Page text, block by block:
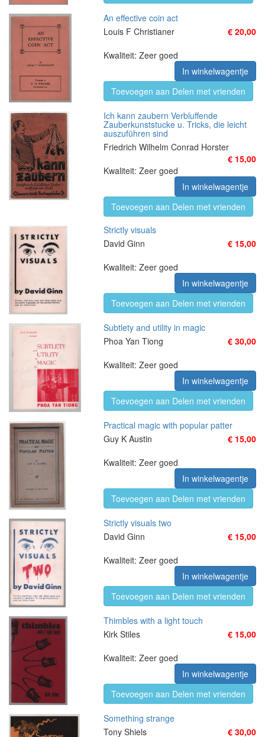
An effective coin act
Louis F Christianer
€ 20,00
Kwaliteit: Zeer goed
In winkelwagentje
Toevoegen aan Delen met vrienden
Ich kann zaubern Verbluffende
Zauberkunststucke u. Tricks, die leicht
auszuführen sind
Friedrich Wilhelm Conrad Horster
€ 15,00
Kwaliteit: Zeer goed
In winkelwagentje
Toevoegen aan Delen met vrienden
Strictly visuals
David Ginn
€ 15,00
Kwaliteit: Zeer goed
In winkelwagentje
Toevoegen aan Delen met vrienden
Subtlety and utility in magic
Phoa Yan Tiong
€ 30,00
Kwaliteit: Zeer goed
In winkelwagentje
Toevoegen aan Delen met vrienden
Practical magic with popular patter
Guy K Austin
€ 15,00
Kwaliteit: Zeer goed
In winkelwagentje
Toevoegen aan Delen met vrienden
Strictly visuals two
David Ginn
€ 15,00
Kwaliteit: Zeer goed
In winkelwagentje
Toevoegen aan Delen met vrienden
Thimbles with a light touch
Kirk Stiles
€ 15,00
Kwaliteit: Zeer goed
In winkelwagentje
Toevoegen aan Delen met vrienden
Something strange
Tony Shiels
€ 30,00